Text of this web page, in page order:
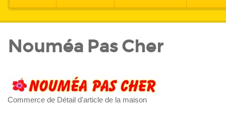
Nouméa Pas Cher
Commerce de Détail d'article de la maison